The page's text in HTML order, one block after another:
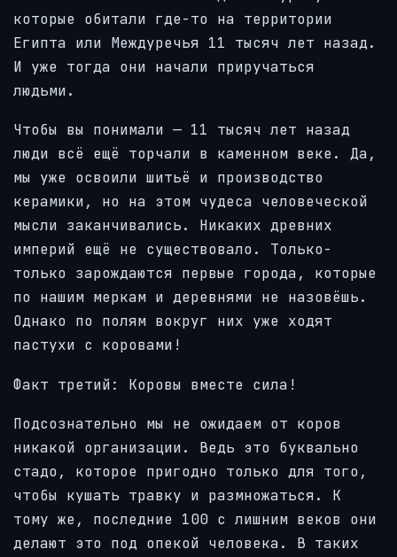
которые обитали где-то на территории
Египта или Междуречья 11 тысяч лет назад.
И уже тогда они начали приручаться
людьми.
Чтобы вы понимали — 11 тысяч лет назад
люди всё ещё торчали в каменном веке. Да,
мы уже освоили шитьё и производство
керамики, но на этом чудеса человеческой
мысли заканчивались. Никаких древних
империй ещё не существовало. Только-
только зарождаются первые города, которые
по нашим меркам и деревнями не назовёшь.
Однако по полям вокруг них уже ходят
пастухи с коровами!
Факт третий: Коровы вместе сила!
Подсознательно мы не ожидаем от коров
никакой организации. Ведь это буквально
стадо, которое пригодно только для того,
чтобы кушать травку и размножаться. К
тому же, последние 100 с лишним веков они
делают это под опекой человека. В таких